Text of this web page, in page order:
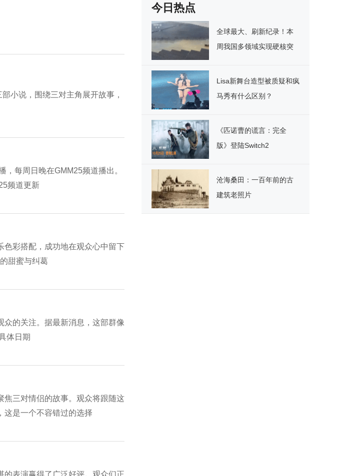
小说，围绕三对主角展开故事，
，每周日晚在GMM25频道播出。
频道更新
色彩搭配，成功地在观众心中留下
甜蜜与纠葛
众的关注。据最新消息，这部群像
体日期
焦三对情侣的故事。观众将跟随这
这是一个不容错过的选择
的表演赢得了广泛好评。观众们正
今日热点
全球最大、刷新纪录！本
周我国多领域实现硬核突
Lisa新舞台造型被质疑和疯
马秀有什么区别？
《匹诺曹的谎言：完全
版》登陆Switch2
沧海桑田：一百年前的古
建筑老照片